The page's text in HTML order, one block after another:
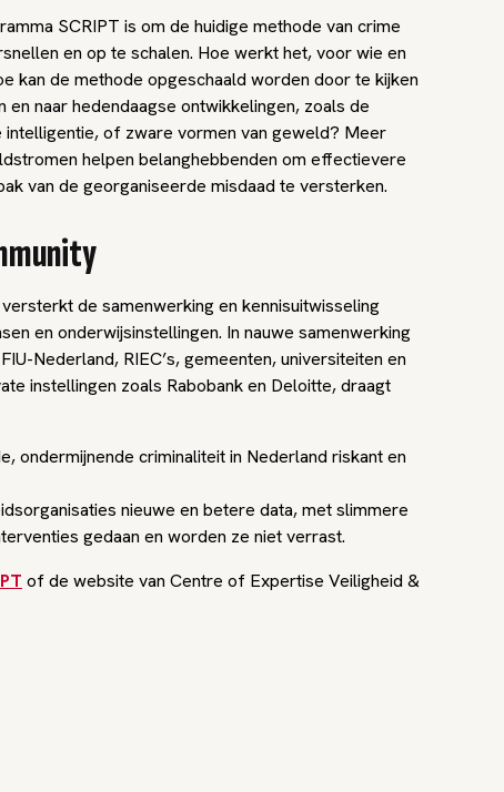
SCRIPT is om de huidige methode van crime
en op te schalen. Hoe werkt het, voor wie en
kan de methode opgeschaald worden door te kijken
en naar hedendaagse ontwikkelingen, zoals de
intelligentie, of zware vormen van geweld? Meer
helpen belanghebbenden om effectievere
van de georganiseerde misdaad te versterken.
de samenwerking en kennisuitwisseling
en onderwijsinstellingen. In nauwe samenwerking
Nederland, RIEC’s, gemeenten, universiteiten en
instellingen zoals Rabobank en Deloitte, draagt
ondermijnende criminaliteit in Nederland riskant en
nieuwe en betere data, met slimmere
gedaan en worden ze niet verrast.
of de website van Centre of Expertise Veiligheid &